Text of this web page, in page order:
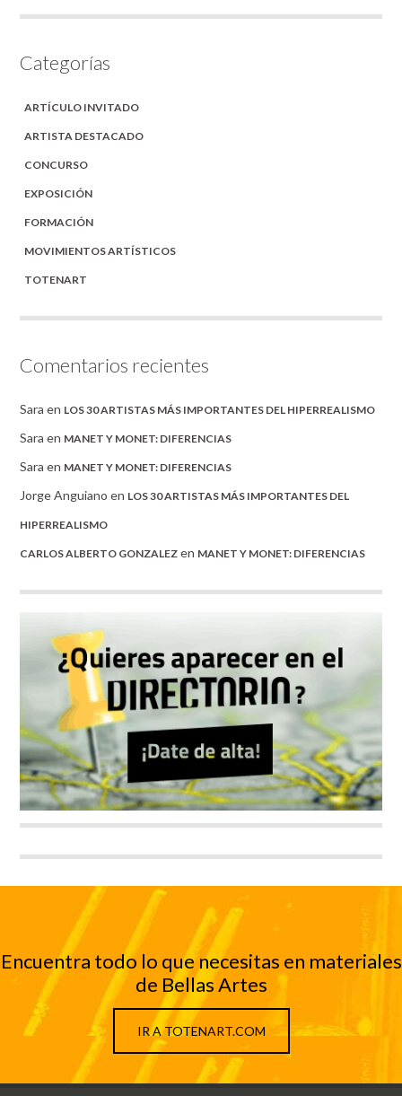
Categorías
ARTÍCULO INVITADO
ARTISTA DESTACADO
CONCURSO
EXPOSICIÓN
FORMACIÓN
MOVIMIENTOS ARTÍSTICOS
TOTENART
Comentarios recientes
Sara en LOS 30 ARTISTAS MÁS IMPORTANTES DEL HIPERREALISMO
Sara en MANET Y MONET: DIFERENCIAS
Sara en MANET Y MONET: DIFERENCIAS
Jorge Anguiano en LOS 30 ARTISTAS MÁS IMPORTANTES DEL
HIPERREALISMO
CARLOS ALBERTO GONZALEZ en MANET Y MONET: DIFERENCIAS
Encuentra todo lo que necesitas en materiales
de Bellas Artes
IR A TOTENART.COM